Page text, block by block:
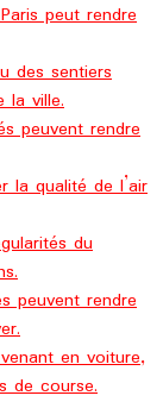
peut rendre
des sentiers
la ville.
peuvent rendre
la qualité de l’air
du
peuvent rendre
en voiture,
de course.